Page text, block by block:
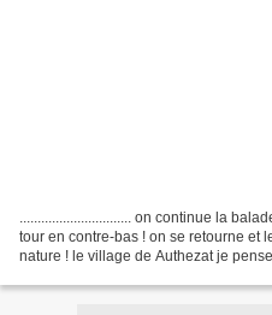
............................... on continue la
tour en contre-bas ! on se retourne et
nature ! le village de Authezat je